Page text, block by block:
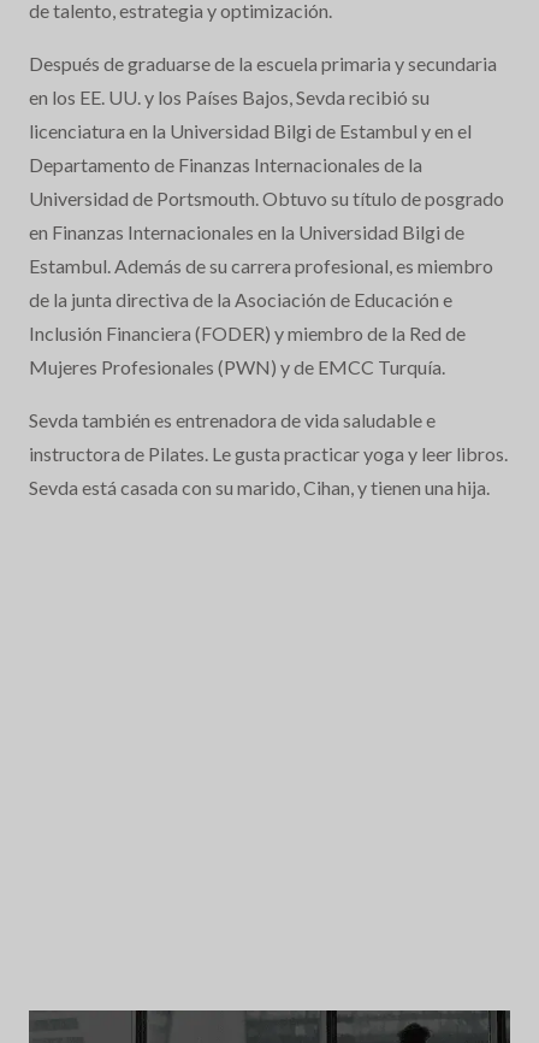
de talento, estrategia y optimización.
Después de graduarse de la escuela primaria y secundaria
en los EE. UU. y los Países Bajos, Sevda recibió su
licenciatura en la Universidad Bilgi de Estambul y en el
Departamento de Finanzas Internacionales de la
Universidad de Portsmouth. Obtuvo su título de posgrado
en Finanzas Internacionales en la Universidad Bilgi de
Estambul. Además de su carrera profesional, es miembro
de la junta directiva de la Asociación de Educación e
Inclusión Financiera (FODER) y miembro de la Red de
Mujeres Profesionales (PWN) y de EMCC Turquía.
Sevda también es entrenadora de vida saludable e
instructora de Pilates. Le gusta practicar yoga y leer libros.
Sevda está casada con su marido, Cihan, y tienen una hija.